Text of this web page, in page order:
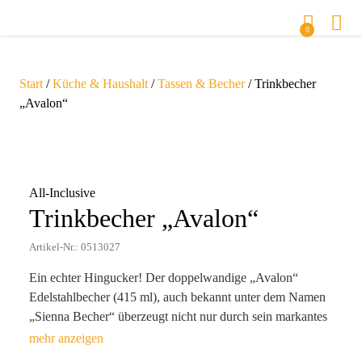
0
Start /Küche & Haushalt /Tassen & Becher/ Trinkbecher
„Avalon“
All-Inclusive
Trinkbecher „Avalon“
Artikel-Nr.: 0513027
Ein echter Hingucker! Der doppelwandige „Avalon“
Edelstahlbecher (415 ml), auch bekannt unter dem Namen
„Sienna Becher“ überzeugt nicht nur durch sein markantes
Design, sondern auch durch seine nachhaltige Herstellung